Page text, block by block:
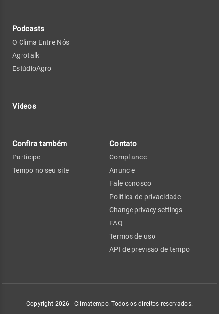
Podcasts
O Clima Entre Nós
Agrotalk
EstúdioAgro
Vídeos
Confira também
Participe
Tempo no seu site
Contato
Compliance
Anuncie
Fale conosco
Política de privacidade
Change privacy settings
FAQ
Termos de uso
API de previsão de tempo
Copyright 2026 - Climatempo. Todos os direitos reservados.